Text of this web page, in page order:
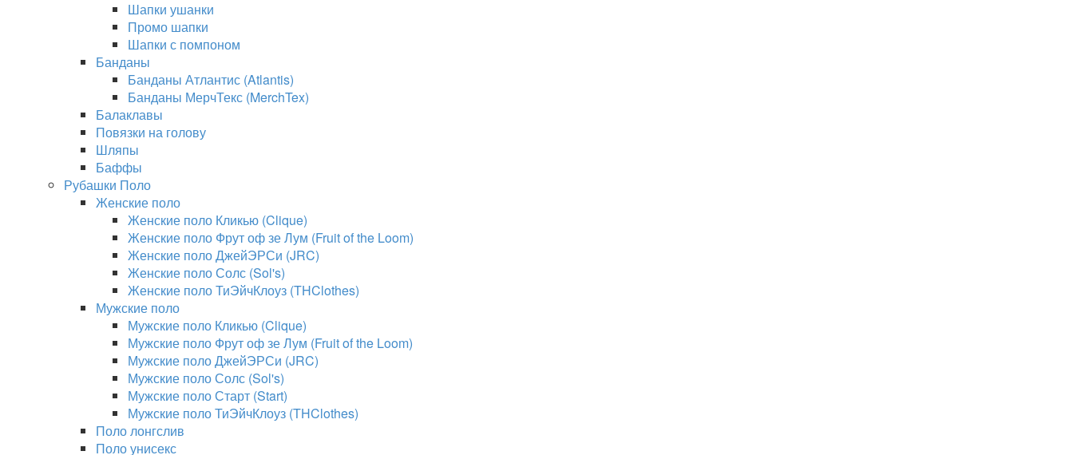
Шапки ушанки
Промо шапки
Шапки с помпоном
Банданы
Банданы Атлантис (Atlantis)
Банданы МерчТекс (MerchTex)
Балаклавы
Повязки на голову
Шляпы
Баффы
Рубашки Поло
Женские поло
Женские поло Кликью (Clique)
Женские поло Фрут оф зе Лум (Fruit of the Loom)
Женские поло ДжейЭРСи (JRC)
Женские поло Солс (Sol's)
Женские поло ТиЭйчКлоуз (THClothes)
Мужские поло
Мужские поло Кликью (Clique)
Мужские поло Фрут оф зе Лум (Fruit of the Loom)
Мужские поло ДжейЭРСи (JRC)
Мужские поло Солс (Sol's)
Мужские поло Старт (Start)
Мужские поло ТиЭйчКлоуз (THClothes)
Поло лонгслив
Поло унисекс